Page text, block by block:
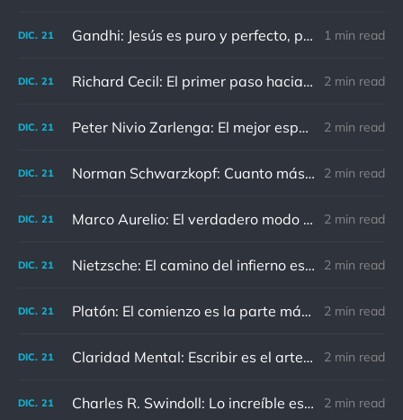
DIC. 21 Gandhi: Jesús es puro y perfecto, pero vosotros los cristianos no sois como él. 1 min read
DIC. 21 Richard Cecil: El primer paso hacia el conocimiento es saber que somos ignorantes. 2 min read
DIC. 21 Peter Nivio Zarlenga: El mejor espejo es un viejo amigo. 2 min read
DIC. 21 Norman Schwarzkopf: Cuanto más sudes por la paz, menos sangras por la guerra. 2 min read
DIC. 21 Marco Aurelio: El verdadero modo de vengarse de un enemigo es no parecérsele. 2 min read
DIC. 21 Nietzsche: El camino del infierno está asfaltado de buenas intenciones. 2 min read
DIC. 21 Platón: El comienzo es la parte más importante del trabajo 2 min read
DIC. 21 Claridad Mental: Escribir es el arte de calmar y despejar la mente. 2 min read
DIC. 21 Charles R. Swindoll: Lo increíble es que cada día podemos elegir la actitud que adoptaremos. 2 min read